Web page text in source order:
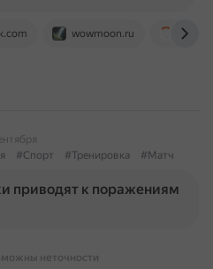
wowmoon.ru
#Спорт #Тренировка #Матч
приводят к поражениям
неточности